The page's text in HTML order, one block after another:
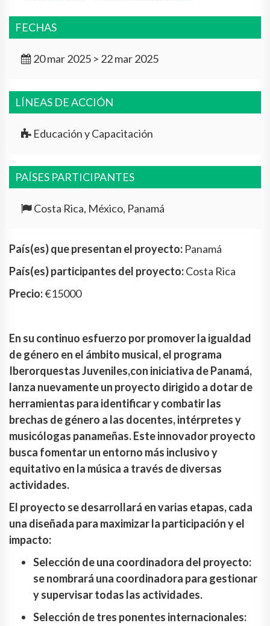
FECHAS
20 mar 2025 > 22 mar 2025
LÍNEAS DE ACCIÓN
Educación y Capacitación
PAÍSES PARTICIPANTES
Costa Rica, México, Panamá
País(es) que presentan el proyecto: Panamá
País(es) participantes del proyecto:Costa Rica
Precio:€15000
En su continuo esfuerzo por promover la igualdad
de género en el ámbito musical, el programa
Iberorquestas Juveniles,con iniciativa de Panamá,
lanza nuevamente un proyecto dirigido a dotar de
herramientas para identificar y combatir las
brechas de género a las docentes, intérpretes y
musicólogas panameñas. Este innovador proyecto
busca fomentar un entorno más inclusivo y
equitativo en la música a través de diversas
actividades.
El proyecto se desarrollará en varias etapas, cada
una diseñada para maximizar la participación y el
impacto:
Selección de una coordinadora del proyecto:
se nombrará una coordinadora para gestionar
y supervisar todas las actividades.
Selección de tres ponentes internacionales: